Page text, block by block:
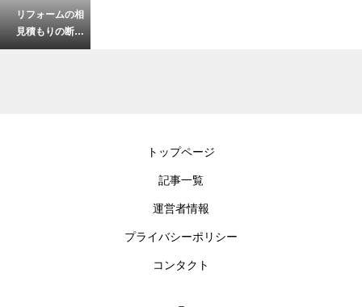
リフォームの相
見積もりの断り
方はメールでO
トップページ
記事一覧
運営者情報
プライバシーポリシー
コンタクト